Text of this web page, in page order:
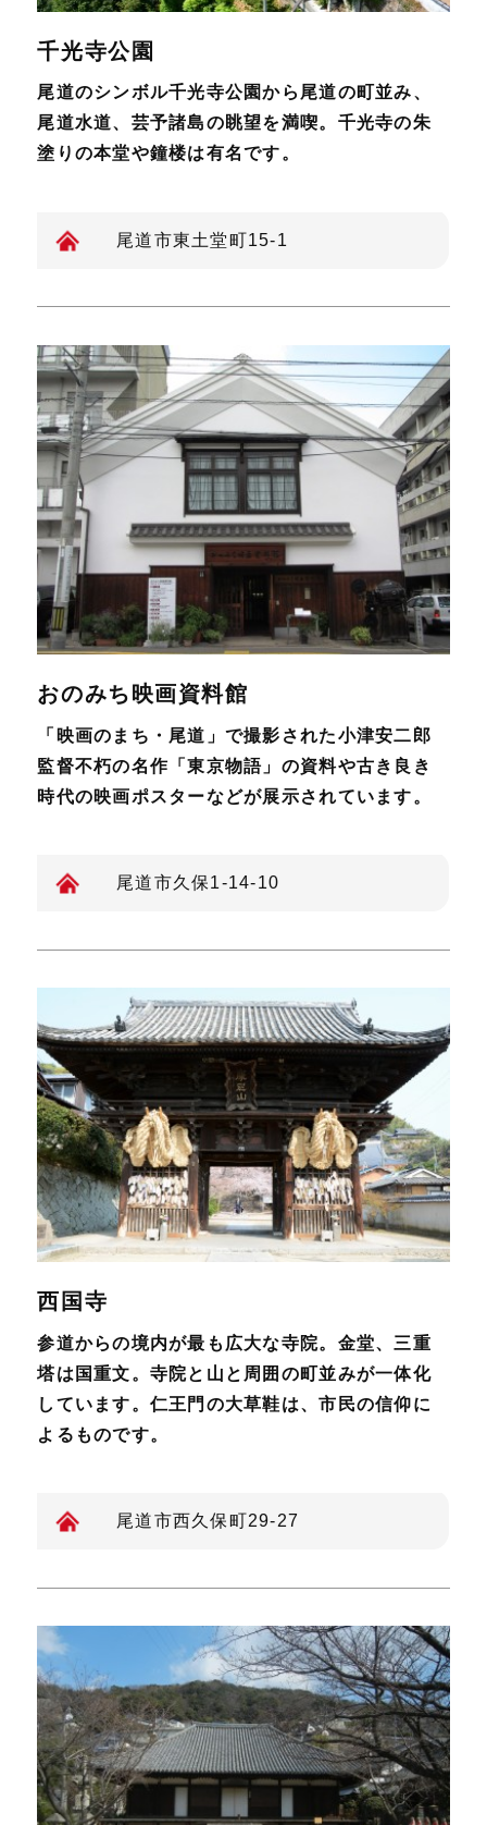
千光寺公園
尾道のシンボル千光寺公園から尾道の町並み、
尾道水道、芸予諸島の眺望を満喫。千光寺の朱
塗りの本堂や鐘楼は有名です。
尾道市東土堂町15-1
おのみち映画資料館
「映画のまち・尾道」で撮影された小津安二郎
監督不朽の名作「東京物語」の資料や古き良き
時代の映画ポスターなどが展示されています。
尾道市久保1-14-10
西国寺
参道からの境内が最も広大な寺院。金堂、三重
塔は国重文。寺院と山と周囲の町並みが一体化
しています。仁王門の大草鞋は、市民の信仰に
よるものです。
尾道市西久保町29-27